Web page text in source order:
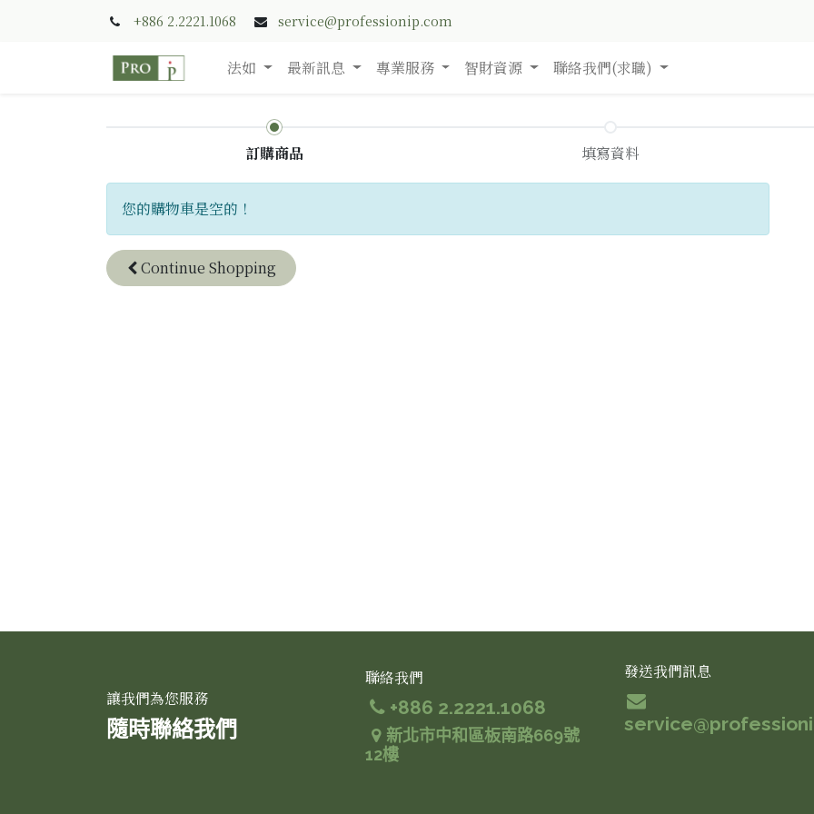
+886 2.2221.1068 service@professionip.com
法如 最新訊息 專業服務 智財資源 聯絡我們(求職)
訂購商品 填寫資料
您的購物車是空的！
Continue Shopping
讓我們為您服務
隨時聯絡我們
聯絡我們
+886 2.2221.1068
新北市中和區板南路669號
12樓
發送我們訊息